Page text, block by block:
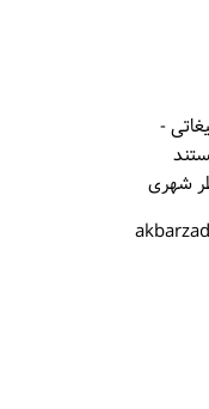
-
شهری